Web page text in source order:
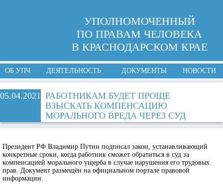
УПОЛНОМОЧЕННЫЙ
ПО ПРАВАМ ЧЕЛОВЕКА
В КРАСНОДАРСКОМ КРАЕ
ОБ УПЧ ДЕЯТЕЛЬНОСТЬ ДОКУМЕНТЫ НОВОСТИ
05.04.2021 РАБОТНИКАМ БУДЕТ ПРОЩЕ
ВЗЫСКАТЬ КОМПЕНСАЦИЮ
МОРАЛЬНОГО ВРЕДА ЧЕРЕЗ СУД
Президент РФ Владимир Путин подписал закон, устанавливающий
конкретные сроки, когда работник сможет обратиться в суд за
компенсацией морального ущерба в случае нарушения его трудовых
прав. Документ размещён на официальном портале правовой
информации.